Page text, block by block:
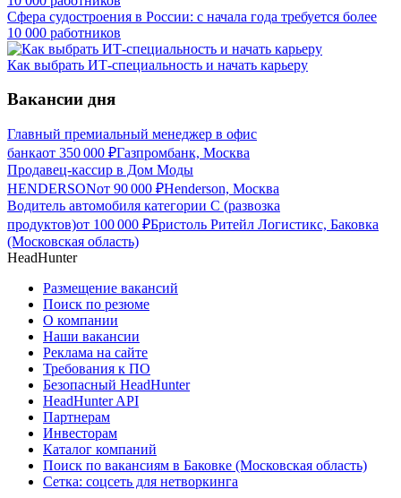
Сфера судостроения в России: с начала года требуется более
10 000 работников
Как выбрать ИТ-специальность и начать карьеру
Вакансии дня
Главный премиальный менеджер в офис
банкаот 350 000 ₽Газпромбанк, Москва
Продавец-кассир в Дом Моды
HENDERSONот 90 000 ₽Henderson, Москва
Водитель автомобиля категории C (развозка
продуктов)от 100 000 ₽Бристоль Ритейл Логистикс, Баковка
(Московская область)
HeadHunter
Размещение вакансий
Поиск по резюме
О компании
Наши вакансии
Реклама на сайте
Требования к ПО
Безопасный HeadHunter
HeadHunter API
Партнерам
Инвесторам
Каталог компаний
Поиск по вакансиям в Баковке (Московская область)
Сетка: соцсеть для нетворкинга